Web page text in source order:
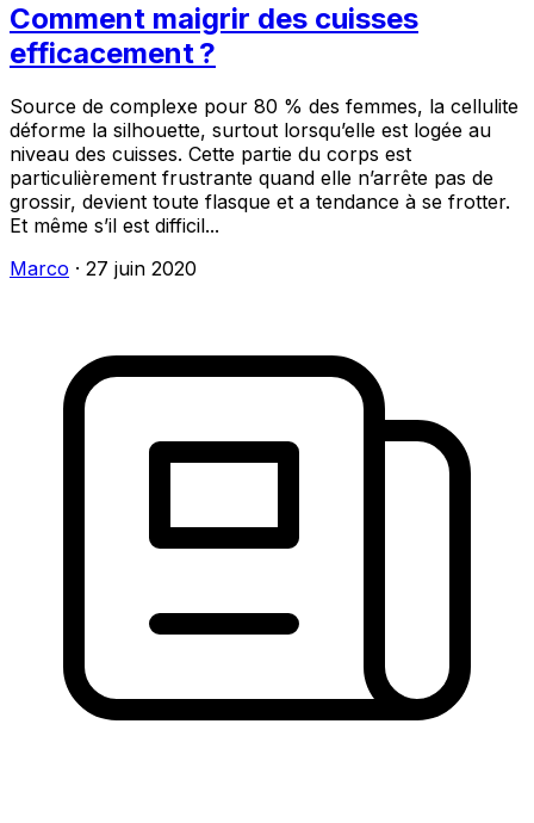
Comment maigrir des cuisses
efficacement ?
Source de complexe pour 80 % des femmes, la cellulite
déforme la silhouette, surtout lorsqu’elle est logée au
niveau des cuisses. Cette partie du corps est
particulièrement frustrante quand elle n’arrête pas de
grossir, devient toute flasque et a tendance à se frotter.
Et même s’il est difficil...
Marco · 27 juin 2020